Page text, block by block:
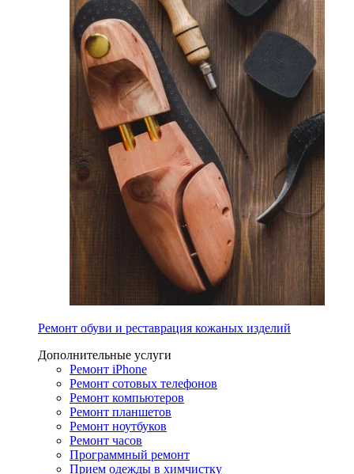
Ремонт обуви и реставрация кожаных изделий
Дополнительные услуги
Ремонт iPhone
Ремонт сотовых телефонов
Ремонт компьютеров
Ремонт планшетов
Ремонт ноутбуков
Ремонт часов
Программный ремонт
Прием одежды в химчистку